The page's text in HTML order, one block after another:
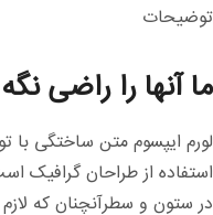
توضیحات
ما آنها را راضی
لورم ایپسوم متن ساختگی با
استفاده از طراحان گرافیک
در ستون و سطرآنچنان که